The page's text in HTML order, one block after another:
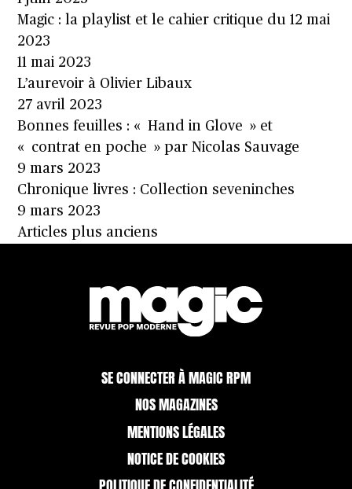
Magic : la playlist et le cahier critique du 12 mai
2023
11 mai 2023
L’aurevoir à Olivier Libaux
27 avril 2023
Bonnes feuilles : « Hand in Glove » et
« contrat en poche » par Nicolas Sauvage
9 mars 2023
Chronique livres : Collection seveninches
9 mars 2023
Navigation
Articles plus anciens
SE CONNECTER À MAGIC RPM
NOS MAGAZINES
MENTIONS LÉGALES
NOTICE DE COOKIES